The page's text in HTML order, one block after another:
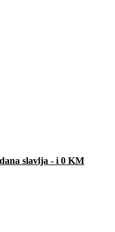
slavlja - i 0 KM